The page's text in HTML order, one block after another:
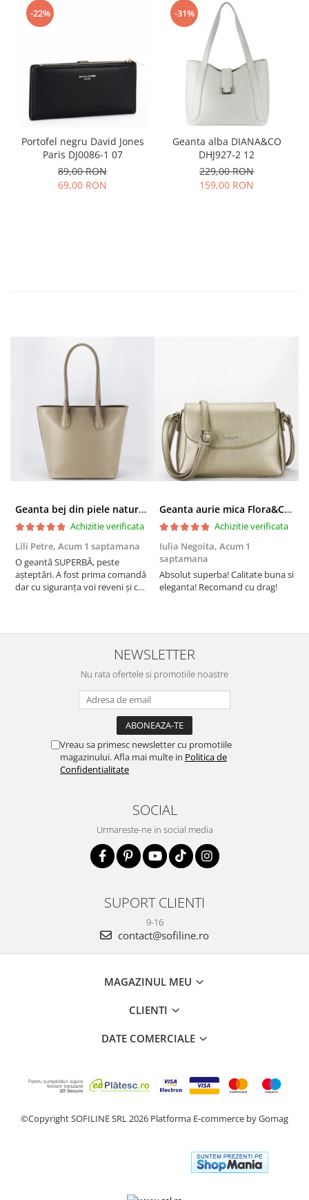
-22%
Portofel negru David Jones
Paris DJ0086-1 07
89,00 RON
69,00 RON
-31%
Geanta alba DIANA&CO
DHJ927-2 12
229,00 RON
159,00 RON
Geanta bej din piele naturala 8966 123
Achizitie verificata
Lili Petre, Acum 1 saptamana
O geantă SUPERBĂ, peste
așteptări. A fost prima comandă
dar cu siguranța voi reveni și cu
doua zi). RECOMAND SOFILINE!!!
Geanta aurie mica Flora&CO Paris H6930 16
Achizitie verificata
Iulia Negoita, Acum 1
saptamana
Absolut superba! Calitate buna si
eleganta! Recomand cu drag!
NEWSLETTER
Nu rata ofertele si promotiile noastre
Vreau sa primesc newsletter cu promotiile
magazinului. Afla mai multe in Politica de
Confidentialitate
SOCIAL
Urmareste-ne in social media
SUPORT CLIENTI
9-16
contact@sofiline.ro
MAGAZINUL MEU
CLIENTI
DATE COMERCIALE
©Copyright SOFILINE SRL 2026 Platforma E-commerce by Gomag